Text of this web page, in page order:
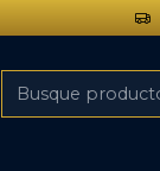
Publicitarios